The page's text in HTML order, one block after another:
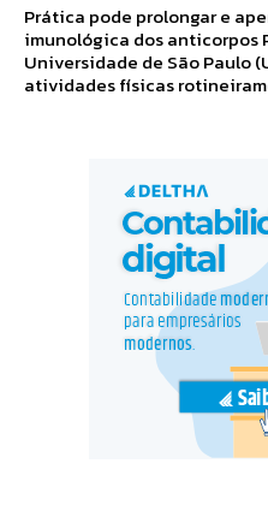
Prática pode prolongar e
imunológica dos anticorpos Pesquisadores da
Universidade de São Paulo
atividades físicas